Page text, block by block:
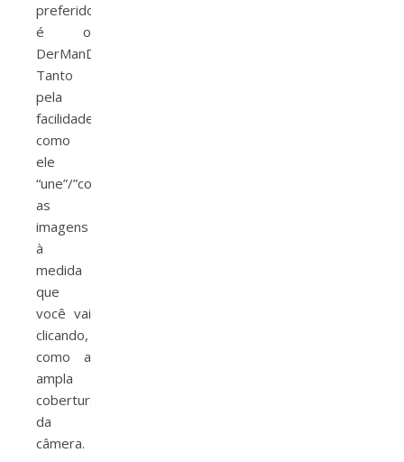
preferido
é o
DerManDar.
Tanto
pela
facilidade
como
ele
“une”/”cola”
as
imagens
à
medida
que
você vai
clicando,
como a
ampla
cobertura
da
câmera.